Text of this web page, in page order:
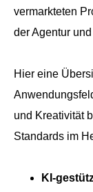
vermarkteten
der Agentur
Hier eine
und Kreativität
Standards im
KI-